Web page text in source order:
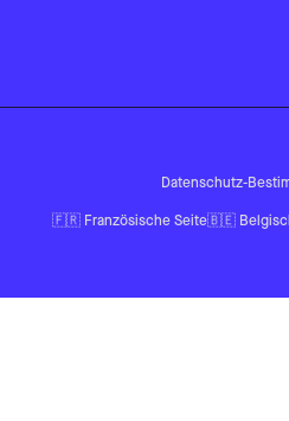
Datenschutz-
🇫🇷 Französische Seite🇧🇪